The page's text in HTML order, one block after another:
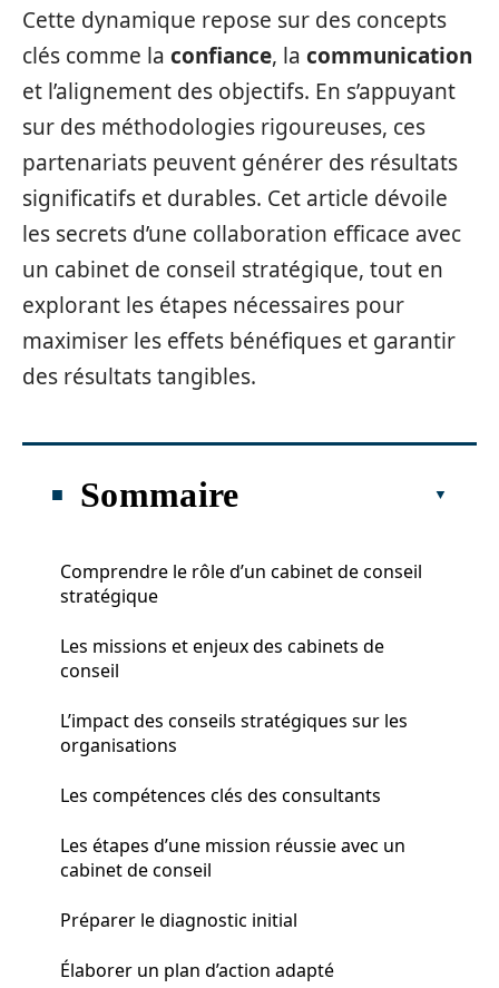
Cette dynamique repose sur des concepts
clés comme la confiance, la communication
et l’alignement des objectifs. En s’appuyant
sur des méthodologies rigoureuses, ces
partenariats peuvent générer des résultats
significatifs et durables. Cet article dévoile
les secrets d’une collaboration efficace avec
un cabinet de conseil stratégique, tout en
explorant les étapes nécessaires pour
maximiser les effets bénéfiques et garantir
des résultats tangibles.
Sommaire
Comprendre le rôle d’un cabinet de conseil
stratégique
Les missions et enjeux des cabinets de
conseil
L’impact des conseils stratégiques sur les
organisations
Les compétences clés des consultants
Les étapes d’une mission réussie avec un
cabinet de conseil
Préparer le diagnostic initial
Élaborer un plan d’action adapté